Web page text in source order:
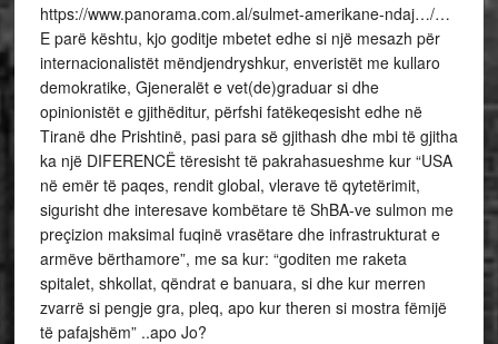
https://www.panorama.com.al/sulmet-amerikane-ndaj…/…
E parë kështu, kjo goditje mbetet edhe si një mesazh për
internacionalistët mëndjendryshkur, enveristët me kullaro
demokratike, Gjeneralët e vet(de)graduar si dhe
opinionistët e gjithëditur, përfshi fatëkeqesisht edhe në
Tiranë dhe Prishtinë, pasi para së gjithash dhe mbi të gjitha
ka një DIFERENCË tëresisht të pakrahasueshme kur “USA
në emër të paqes, rendit global, vlerave të qytetërimit,
sigurisht dhe interesave kombëtare të ShBA-ve sulmon me
preçizion maksimal fuqinë vrasëtare dhe infrastrukturat e
armëve bërthamore”, me sa kur: “goditen me raketa
spitalet, shkollat, qëndrat e banuara, si dhe kur merren
zvarrë si pengje gra, pleq, apo kur theren si mostra fëmijë
të pafajshëm” ..apo Jo?